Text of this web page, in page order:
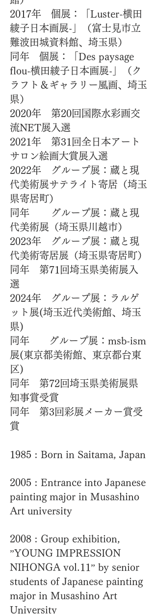
2017年 個展：「Luster-横田
綾子日本画展-」（富士見市立
難波田城資料館、埼玉県）
同年 個展：「Des paysage
flou-横田綾子日本画展-」（ク
ラフト＆ギャラリー風画、埼玉
県）
2020年 第20回国際水彩画交
流NET展入選
2021年 第31回全日本アート
サロン絵画大賞展入選
2022年 グループ展：蔵と現
代美術展サテライト寄居（埼玉
県寄居町）
同年 グループ展：蔵と現
代美術展（埼玉県川越市）
2023年 グループ展：蔵と現
代美術寄居展（埼玉県寄居町）
同年 第71回埼玉県美術展入
選
2024年 グループ展：ラルゲ
ット展(埼玉近代美術館、埼玉
県)
同年 グループ展：msb-ism
展(東京都美術館、東京都台東
区)
同年 第72回埼玉県美術展県
知事賞受賞
同年 第3回彩展メーカー賞受
賞
1985 : Born in Saitama, Japan
2005 : Entrance into Japanese
painting major in Musashino
Art university
2008 : Group exhibition,
”YOUNG IMPRESSION
NIHONGA vol.11” by senior
students of Japanese painting
major in Musashino Art
University